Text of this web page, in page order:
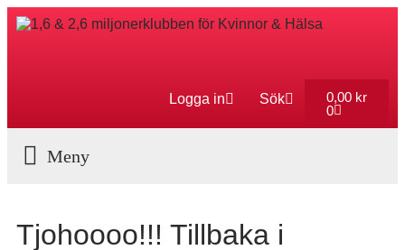
Logga in Sök 0,00 kr
0
Tjohoooo!!! Tillbaka i